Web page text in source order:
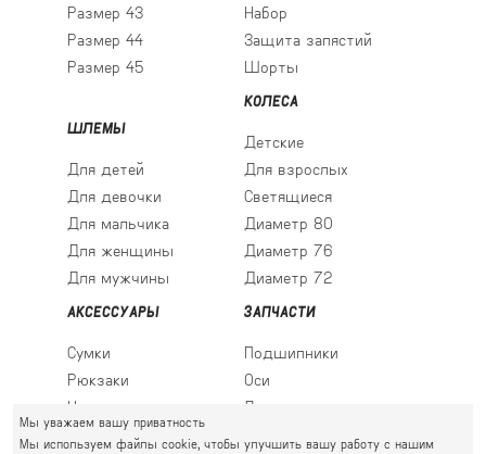
Размер 43
Размер 44
Размер 45
Набор
Защита запястий
Шорты
ШЛЕМЫ
Для детей
Для девочки
Для мальчика
Для женщины
Для мужчины
КОЛЕСА
Детские
Для взрослых
Светящиеся
Диаметр 80
Диаметр 76
Диаметр 72
АКСЕССУАРЫ
Сумки
Рюкзаки
Носки
ЗАПЧАСТИ
Подшипники
Оси
Ледовые лезвия
Мы уважаем вашу приватность
Мы используем файлы cookie, чтобы улучшить вашу работу с нашим